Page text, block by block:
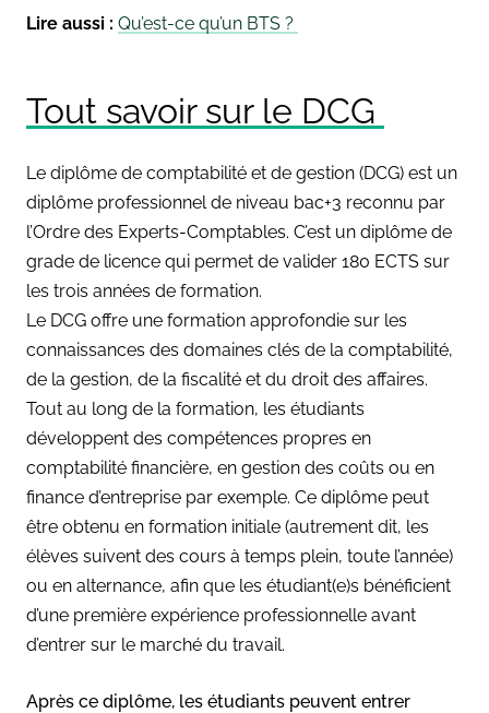
Lire aussi : Qu’est-ce qu’un BTS ?
Tout savoir sur le DCG
Le diplôme de comptabilité et de gestion (DCG) est un
diplôme professionnel de niveau bac+3 reconnu par
l’Ordre des Experts-Comptables. C’est un diplôme de
grade de licence qui permet de valider 180 ECTS sur
les trois années de formation.
Le DCG offre une formation approfondie sur les
connaissances des domaines clés de la comptabilité,
de la gestion, de la fiscalité et du droit des affaires.
Tout au long de la formation, les étudiants
développent des compétences propres en
comptabilité financière, en gestion des coûts ou en
finance d’entreprise par exemple. Ce diplôme peut
être obtenu en formation initiale (autrement dit, les
élèves suivent des cours à temps plein, toute l’année)
ou en alternance, afin que les étudiant(e)s bénéficient
d’une première expérience professionnelle avant
d’entrer sur le marché du travail.
Après ce diplôme, les étudiants peuvent entrer